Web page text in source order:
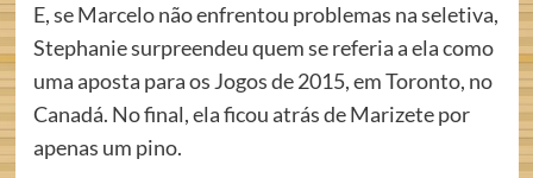
E, se Marcelo não enfrentou problemas na seletiva,
Stephanie surpreendeu quem se referia a ela como
uma aposta para os Jogos de 2015, em Toronto, no
Canadá. No final, ela ficou atrás de Marizete por
apenas um pino.